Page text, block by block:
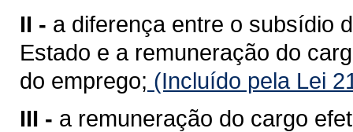
II - a diferença entre o subsídio
Estado e a remuneração do
do emprego; (Incluído pela Lei
III - a remuneração do cargo